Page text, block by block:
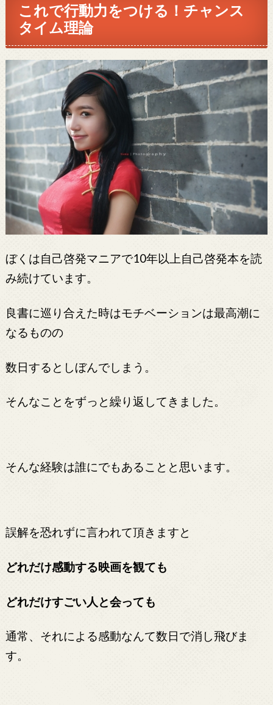
これで行動力をつける！チャンス
タイム理論
ぼくは自己啓発マニアで10年以上自己啓発本を読
み続けています。
良書に巡り合えた時はモチベーションは最高潮に
なるものの
数日するとしぼんでしまう。
そんなことをずっと繰り返してきました。
そんな経験は誰にでもあることと思います。
誤解を恐れずに言われて頂きますと
どれだけ感動する映画を観ても
どれだけすごい人と会っても
通常、それによる感動なんて数日で消し飛びま
す。